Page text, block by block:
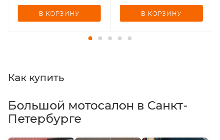
В КОРЗИНУ В КОРЗИНУ
Как купить
Большой мотосалон в Санкт-
Петербурге